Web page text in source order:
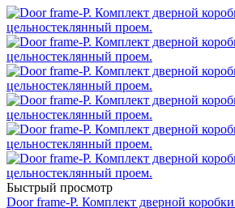
Быстрый просмотр
Door frame-P. Комплект дверной